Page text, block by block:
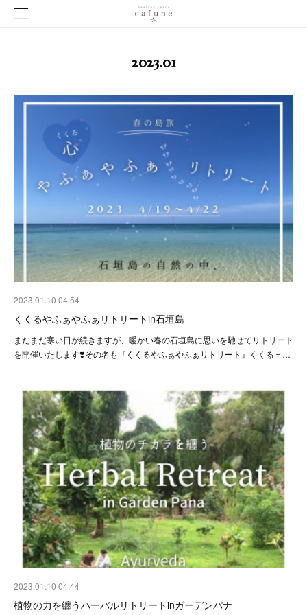
2023.01
2023.01.10 04:54
くくるやふぁやふぁリトリートin石垣島
まだまだ寒い日が続きますが、暖かい春の石垣島に思いを馳せてリトリート
を開催いたします❣️その名も『くくるやふぁやふぁリトリート』くくる＝…
2023.01.10 04:44
植物の力を纏うハーバルリトリートinガーデンパナ